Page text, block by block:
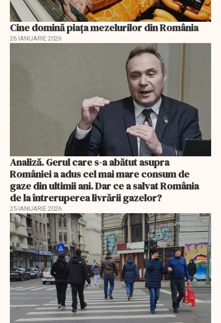
Cine domină piața mezelurilor din România
26 IANUARIE 2026
Analiză. Gerul care s-a abătut asupra
României a adus cel mai mare consum de
gaze din ultimii ani. Dar ce a salvat România
de la întreruperea livrării gazelor?
25 IANUARIE 2026